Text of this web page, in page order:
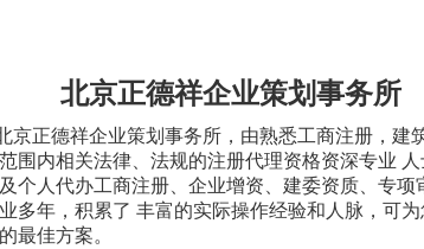
北京正德祥企业策划事务所
京正德祥企业策划事务所，由熟悉工商注册，建
围内相关法律、法规的注册代理资格资深专业
个人代办工商注册、企业增资、建委资质、专
多年，积累了 丰富的实际操作经验和人脉，可
最佳方案。